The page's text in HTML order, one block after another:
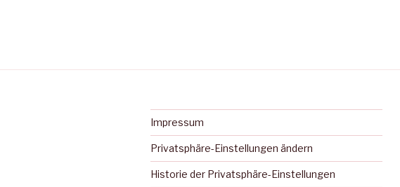
Impressum
Privatsphäre-Einstellungen ändern
Historie der Privatsphäre-Einstellungen